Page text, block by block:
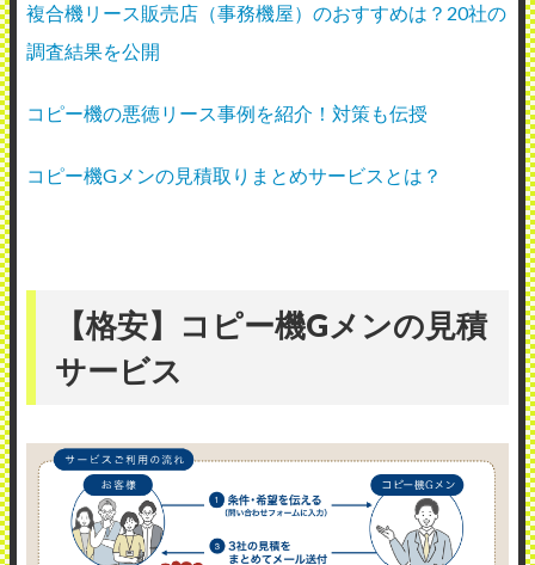
複合機リース販売店（事務機屋）のおすすめは？20社の
調査結果を公開
コピー機の悪徳リース事例を紹介！対策も伝授
コピー機Gメンの見積取りまとめサービスとは？
【格安】コピー機Gメンの見積
サービス